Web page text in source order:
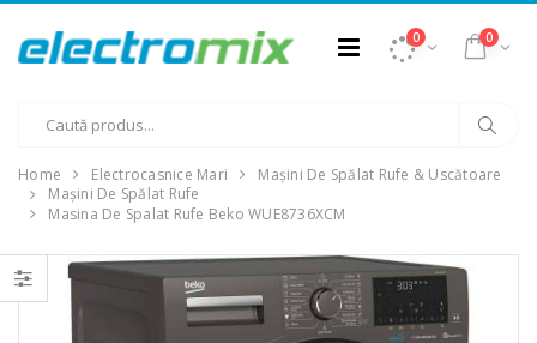
0 0
Home Electrocasnice Mari
Mașini De Spălat Rufe & Uscătoare
Mașini De Spălat Rufe
Masina De Spalat Rufe Beko WUE8736XCM